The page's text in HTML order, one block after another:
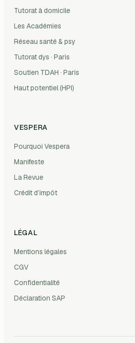
Tutorat à domicile
Les Académies
Réseau santé & psy
Tutorat dys · Paris
Soutien TDAH · Paris
Haut potentiel (HPI)
VESPERA
Pourquoi Vespera
Manifeste
La Revue
Crédit d’impôt
LÉGAL
Mentions légales
CGV
Confidentialité
Déclaration SAP